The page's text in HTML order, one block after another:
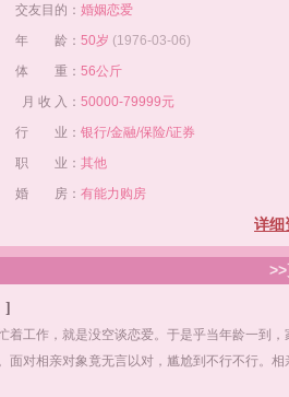
交友目的： 婚姻恋爱
年 龄： 50岁 (1976-03-06)
体 重： 56公斤
月 收 入： 50000-79999元
行 业： 银行/金融/保险/证券
职 业： 其他
婚 房： 有能力购房
详细
]
作，就是没空谈恋爱。于是乎当年龄一到，
面对相亲对象竟无言以对，尴尬到不行不行。相